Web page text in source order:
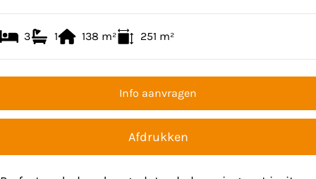
3 1 138 m² 251 m²
Info aanvragen
Afdrukken